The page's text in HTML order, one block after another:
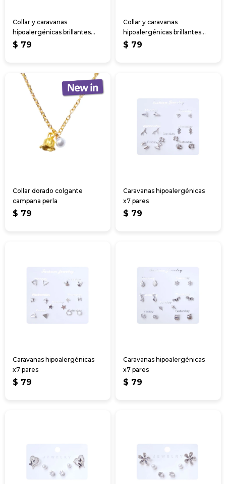
Collar y caravanas
hipoalergénicas brillantes
2pcs
$ 79
Collar y caravanas
hipoalergénicas brillantes
2pcs
$ 79
Collar dorado colgante
campana perla
$ 79
Caravanas hipoalergénicas
x7 pares
$ 79
Caravanas hipoalergénicas
x7 pares
$ 79
Caravanas hipoalergénicas
x7 pares
$ 79